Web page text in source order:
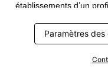
établissements d’un
transmission de vos
le traitement
collectées ou vos
Paramètres des